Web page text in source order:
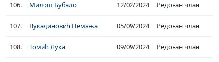
106. Милош Бубало 12/02/2024 Редован члан
107. Вукадиновић Немања 05/09/2024 Редован члан
108. Томић Лука 09/09/2024 Редован члан